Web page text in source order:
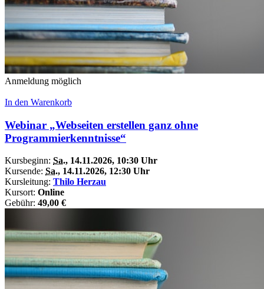
Anmeldung möglich
In den Warenkorb
Webinar „Webseiten erstellen ganz ohne
Programmierkenntnisse“
Kursbeginn: Sa., 14.11.2026, 10:30 Uhr
Kursende: Sa., 14.11.2026, 12:30 Uhr
Kursleitung: Thilo Herzau
Kursort: Online
Gebühr: 49,00 €